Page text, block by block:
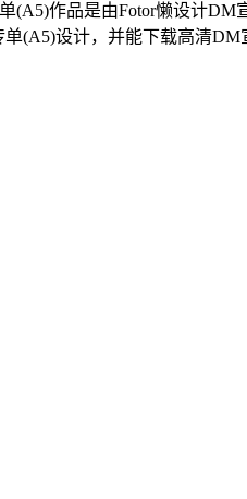
作品是由Fotor懒设计DM
(A5)设计，并能下载高清DM